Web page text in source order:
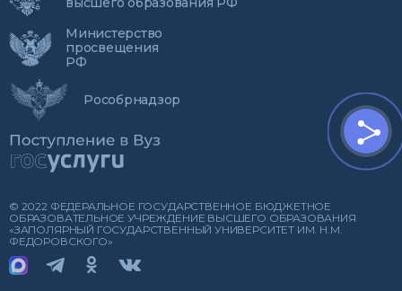
Министерство
просвещения
РФ
Рособрнадзор
© 2022 ФЕДЕРАЛЬНОЕ ГОСУДАРСТВЕННОЕ БЮДЖЕТНОЕ
ОБРАЗОВАТЕЛЬНОЕ УЧРЕЖДЕНИЕ ВЫСШЕГО ОБРАЗОВАНИЯ
«ЗАПОЛЯРНЫЙ ГОСУДАРСТВЕННЫЙ УНИВЕРСИТЕТ ИМ. Н.М.
ФЕДОРОВСКОГО»